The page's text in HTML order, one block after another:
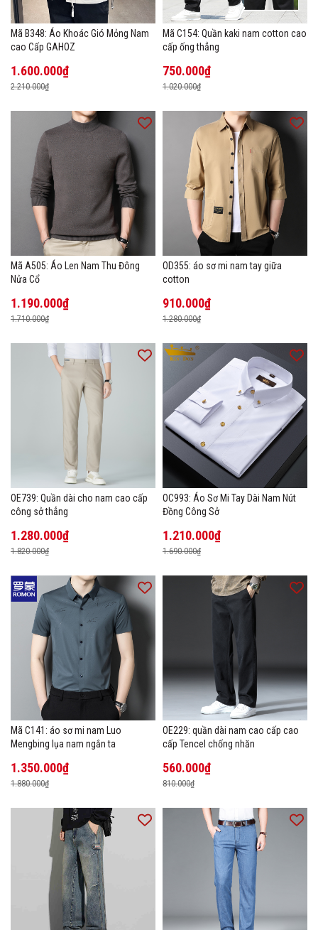
Mã B348: Áo Khoác Gió Mỏng Nam
cao Cấp GAHOZ
1.600.000₫
2.210.000₫
Mã C154: Quần kaki nam cotton cao
cấp ống thẳng
750.000₫
1.020.000₫
Mã A505: Áo Len Nam Thu Đông
Nửa Cổ
1.190.000₫
1.710.000₫
OD355: áo sơ mi nam tay giữa
cotton
910.000₫
1.280.000₫
OE739: Quần dài cho nam cao cấp
công sở thẳng
1.280.000₫
1.820.000₫
OC993: Áo Sơ Mi Tay Dài Nam Nút
Đồng Công Sở
1.210.000₫
1.690.000₫
Mã C141: áo sơ mi nam Luo
Mengbing lụa nam ngắn ta
1.350.000₫
1.880.000₫
OE229: quần dài nam cao cấp cao
cấp Tencel chống nhăn
560.000₫
810.000₫